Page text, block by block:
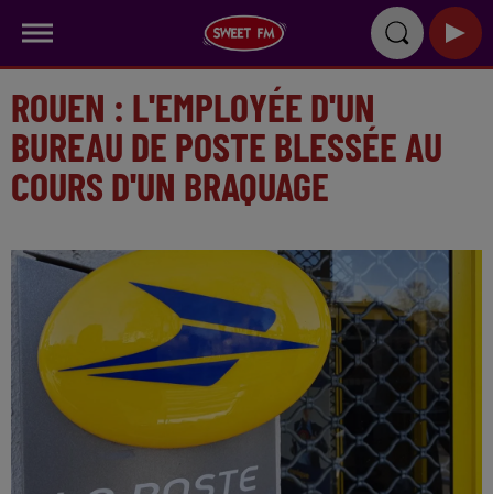
ROUEN : L'EMPLOYÉE D'UN
BUREAU DE POSTE BLESSÉE AU
COURS D'UN BRAQUAGE